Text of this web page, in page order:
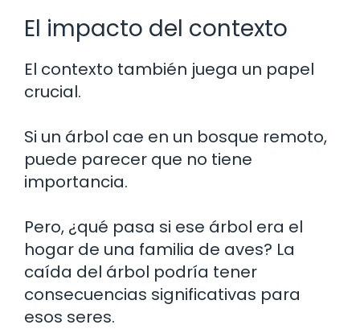
El impacto del contexto
El contexto también juega un papel
crucial.
Si un árbol cae en un bosque remoto,
puede parecer que no tiene
importancia.
Pero, ¿qué pasa si ese árbol era el
hogar de una familia de aves? La
caída del árbol podría tener
consecuencias significativas para
esos seres.